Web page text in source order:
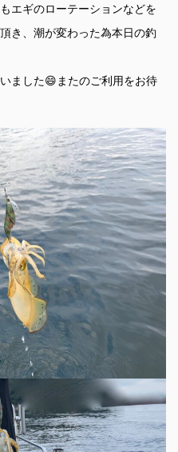
エギのローテーションなどを
き、潮が変わった為本日の釣
ました😄またのご利用をお待